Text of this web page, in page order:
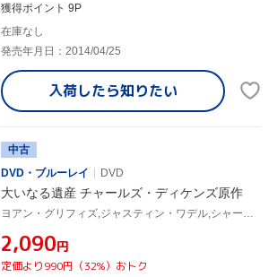
獲得ポイント 9P
在庫なし
発売年月日：2014/04/25
入荷したら知りたい
中古
DVD・ブルーレイ
DVD
大いなる遺産 チャールズ・ディケンズ原作
¥2,090円
定価より990円（32%）おトク